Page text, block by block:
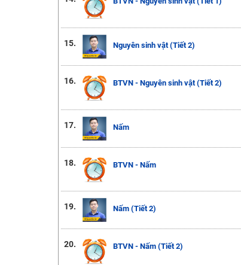
15. Nguyên sinh vật (Tiết 2)
16. BTVN - Nguyên sinh vật (Tiết 2)
17. Nấm
18. BTVN - Nấm
19. Nấm (Tiết 2)
20. BTVN - Nấm (Tiết 2)